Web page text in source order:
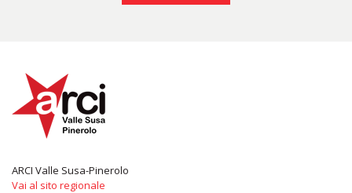
ARCI Valle Susa-Pinerolo
Vai al sito regionale